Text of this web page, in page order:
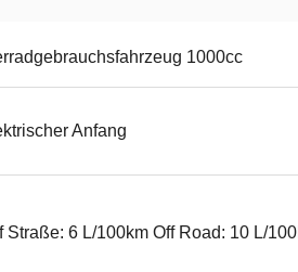
1000cc
Anfang
Straße: 6 L/100km Off Road: 10 L/